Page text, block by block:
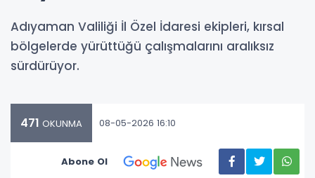
Adıyaman Valiliği İl Özel İdaresi ekipleri, kırsal
bölgelerde yürüttüğü çalışmalarını aralıksız
sürdürüyor.
471 OKUNMA 08-05-2026 16:10
Abone Ol